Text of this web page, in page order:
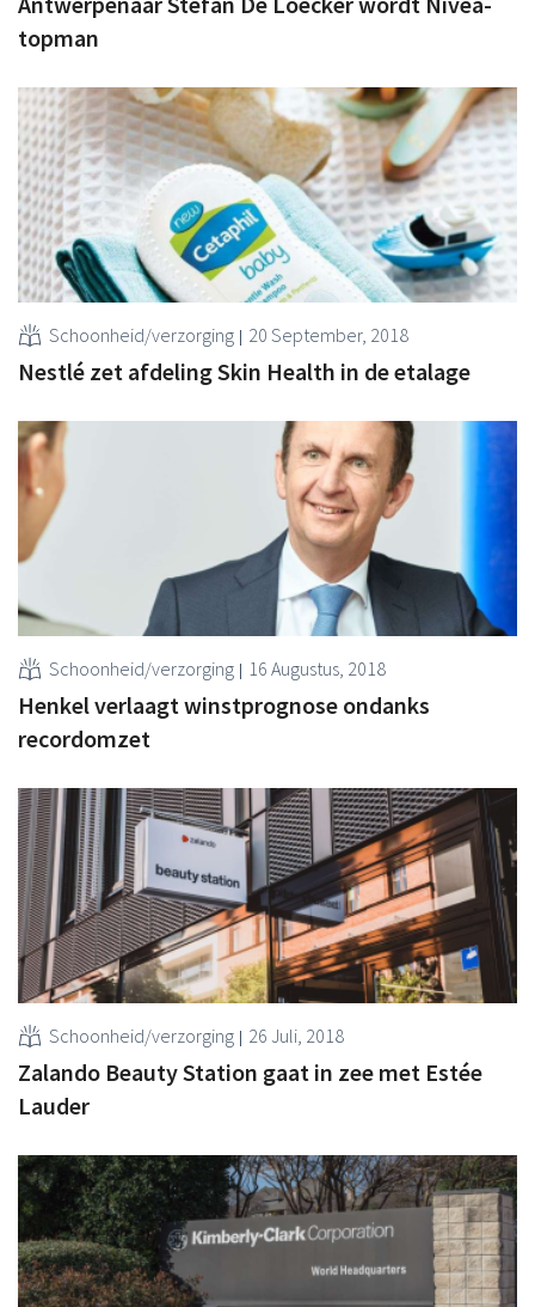
topman
Schoonheid/verzorging 20 September, 2018
Nestlé zet afdeling Skin Health in de etalage
Schoonheid/verzorging 16 Augustus, 2018
Henkel verlaagt winstprognose ondanks
recordomzet
Schoonheid/verzorging 26 Juli, 2018
Zalando Beauty Station gaat in zee met Estée
Lauder